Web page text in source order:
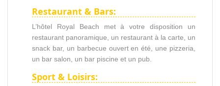
Restaurant & Bars:
L’hôtel Royal Beach met à votre disposition un
restaurant panoramique, un restaurant à la carte, un
snack bar, un barbecue ouvert en été, une pizzeria,
un bar salon, un bar piscine et un pub.
Sport & Loisirs: